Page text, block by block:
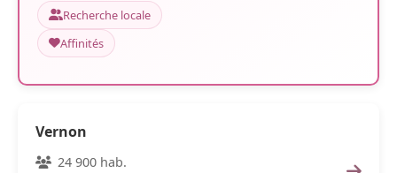
Recherche locale
Affinités
Vernon
24 900 hab.